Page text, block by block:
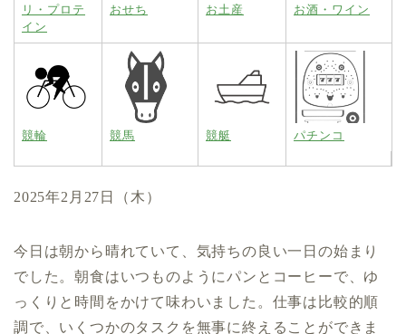
リ・プロテ
イン
おせち お土産 お酒・ワイン
競輪 競馬 競艇 パチンコ
2025年2月27日（木）
今日は朝から晴れていて、気持ちの良い一日の始まり
でした。朝食はいつものようにパンとコーヒーで、ゆ
っくりと時間をかけて味わいました。仕事は比較的順
調で、いくつかのタスクを無事に終えることができま